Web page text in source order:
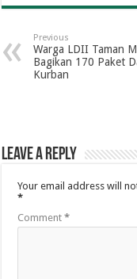
Previous
Warga LDII Taman
Bagikan 170 Paket
Kurban
Leave a Reply
Your email address will
*
Comment*